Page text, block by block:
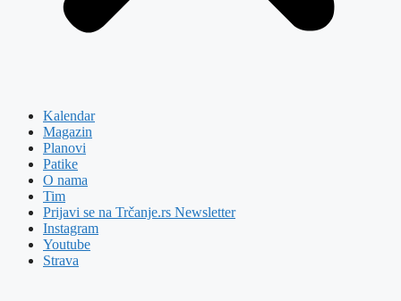
Kalendar
Magazin
Planovi
Patike
O nama
Tim
Prijavi se na Trčanje.rs Newsletter
Instagram
Youtube
Strava